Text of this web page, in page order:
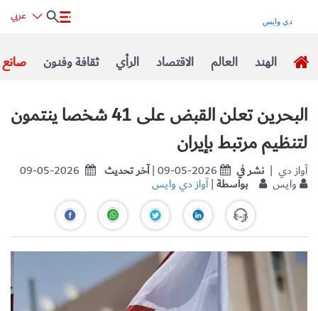
صانع ثقافة وفنون الرأي الاقتصاد العالم الهند
البحرين تعلن القبض على 41 شخصا ينتمون
لتنظيم مرتبط بإيران
09-05-2026 آخر تحديث| 09-05-2026 نشر في | آواز دي
وايس بواسطة|آواز دي وايس